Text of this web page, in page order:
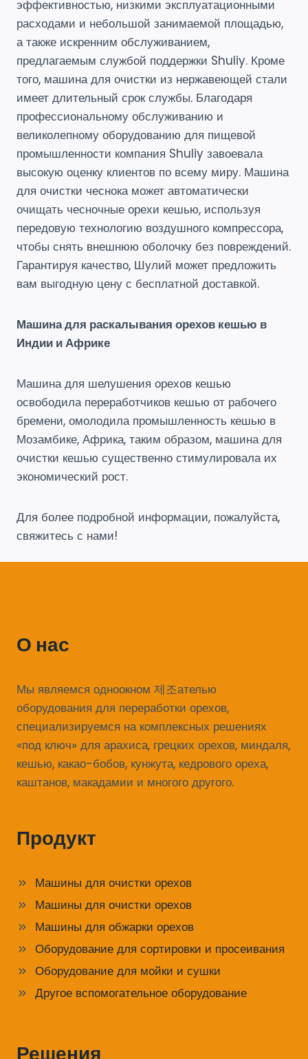
эффективностью, низкими эксплуатационными
расходами и небольшой занимаемой площадью,
а также искренним обслуживанием,
предлагаемым службой поддержки Shuliy. Кроме
того, машина для очистки из нержавеющей стали
имеет длительный срок службы. Благодаря
профессиональному обслуживанию и
великолепному оборудованию для пищевой
промышленности компания Shuliy завоевала
высокую оценку клиентов по всему миру. Машина
для очистки чеснока может автоматически
очищать чесночные орехи кешью, используя
передовую технологию воздушного компрессора,
чтобы снять внешнюю оболочку без повреждений.
Гарантируя качество, Шулий может предложить
вам выгодную цену с бесплатной доставкой.
Машина для раскалывания орехов кешью в
Индии и Африке
Машина для шелушения орехов кешью
освободила переработчиков кешью от рабочего
бремени, омолодила промышленность кешью в
Мозамбике, Африка, таким образом, машина для
очистки кешью существенно стимулировала их
экономический рост.
Для более подробной информации, пожалуйста,
свяжитесь с нами!
О нас
Мы являемся одноокном 제조ателью
оборудования для переработки орехов,
специализируемся на комплексных решениях
«под ключ» для арахиса, грецких орехов, миндаля,
кешью, какао-бобов, кунжута, кедрового ореха,
каштанов, макадамии и многого другого.
Продукт
Машины для очистки орехов
Машины для очистки орехов
Машины для обжарки орехов
Оборудование для сортировки и просеивания
Оборудование для мойки и сушки
Другое вспомогательное оборудование